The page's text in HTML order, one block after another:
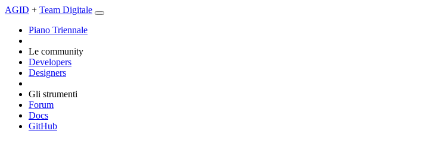
AGID + Team Digitale
Piano Triennale
Le community
Developers
Designers
Gli strumenti
Forum
Docs
GitHub